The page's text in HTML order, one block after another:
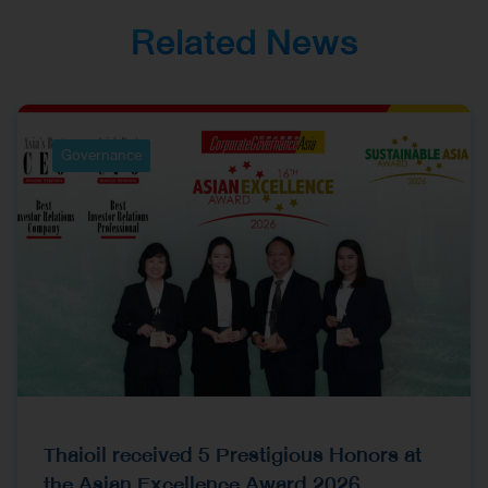
Related News
Governance
Thaioil received 5 Prestigious Honors at